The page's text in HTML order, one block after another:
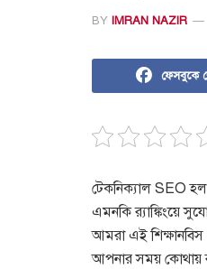
BY IMRAN NAZIR
ফেসবুকে
টেকনিক্যাল SEO
এমনকি র‌্যাঙ্কিংয়ে
আমরা এই
আপনার সময় কোথায়